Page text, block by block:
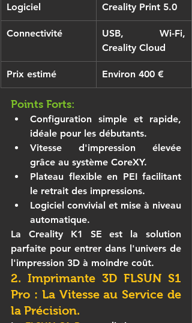
Logiciel Creality Print 5.0
Connectivité
USB, Wi-Fi,
Creality Cloud
Prix ​​estimé Environ 400 €
Points Forts:
Configuration simple et rapide,
idéale pour les débutants.
Vitesse d'impression élevée
grâce au système CoreXY.
Plateau flexible en PEI facilitant
le retrait des impressions.
Logiciel convivial et mise à niveau
automatique.
La Creality K1 SE est la solution
parfaite pour entrer dans l'univers de
l'impression 3D à moindre coût.
2. Imprimante 3D FLSUN S1
Pro : La Vitesse au Service de
la Précision.